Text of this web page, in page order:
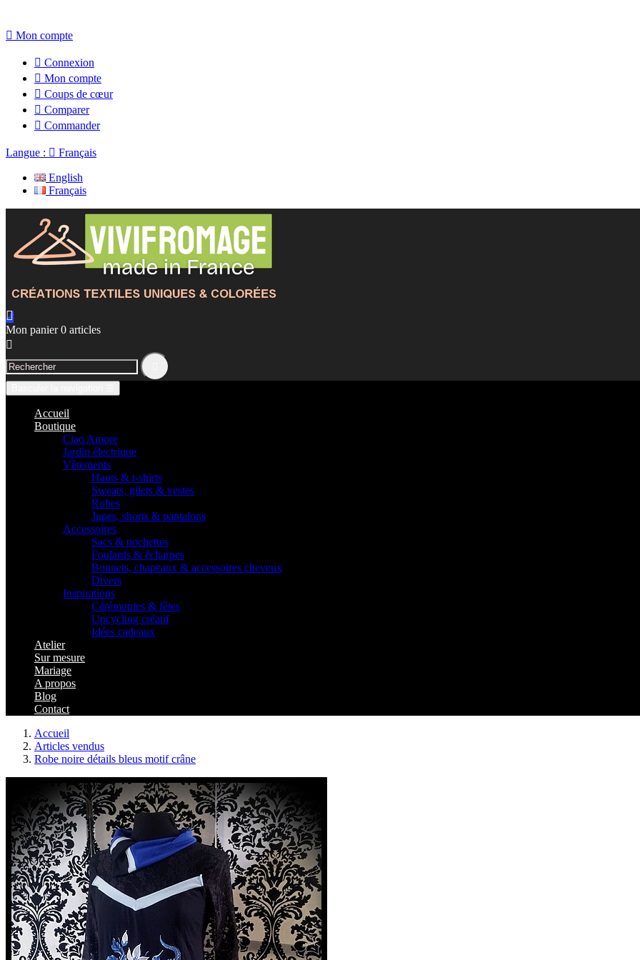
 Mon compte
 Connexion
 Mon compte
 Coups de cœur
 Comparer
 Commander
Langue :  Français
English
Français

Mon panier 0 articles

Accueil
Boutique
Ciao Amore
Jardin électrique
Vêtements
Hauts & t-shirts
Sweats, gilets & vestes
Robes
Jupes, shorts & pantalons
Accessoires
Sacs & pochettes
Foulards & écharpes
Bonnets, chapeaux & accessoires cheveux
Divers
Inspirations
Cérémonies & fêtes
Upcycling créatif
Idées cadeaux
Atelier
Sur mesure
Mariage
A propos
Blog
Contact
Accueil
Articles vendus
Robe noire détails bleus motif crâne